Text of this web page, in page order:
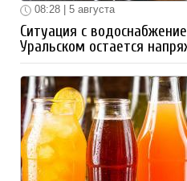
08:28 | 5 августа
Ситуация с
Уральском остается